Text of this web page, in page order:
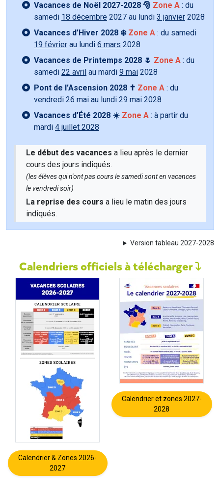
Vacances de Noël 2027-2028 🎅 Zone A : du
samedi 18 décembre 2027 au lundi 3 janvier 2028
Vacances d’Hiver 2028 ❄️ Zone A : du samedi
19 février au lundi 6 mars 2028
Vacances de Printemps 2028 🌷 Zone A : du
samedi 22 avril au mardi 9 mai 2028
Pont de l’Ascension 2028 ✝️ Zone A : du
vendredi 26 mai au lundi 29 mai 2028
Vacances d’Été 2028 ☀️ Zone A : à partir du
mardi 4 juillet 2028
Le début des vacances a lieu après le dernier
cours des jours indiqués.
(les élèves qui n'ont pas cours le samedi sont en vacances
le vendredi soir)
La reprise des cours a lieu le matin des jours
indiqués.
Version tableau 2027-2028
Calendriers officiels à télécharger
Calendrier & Zones 2026-
2027
Calendrier et zones 2027-
2028